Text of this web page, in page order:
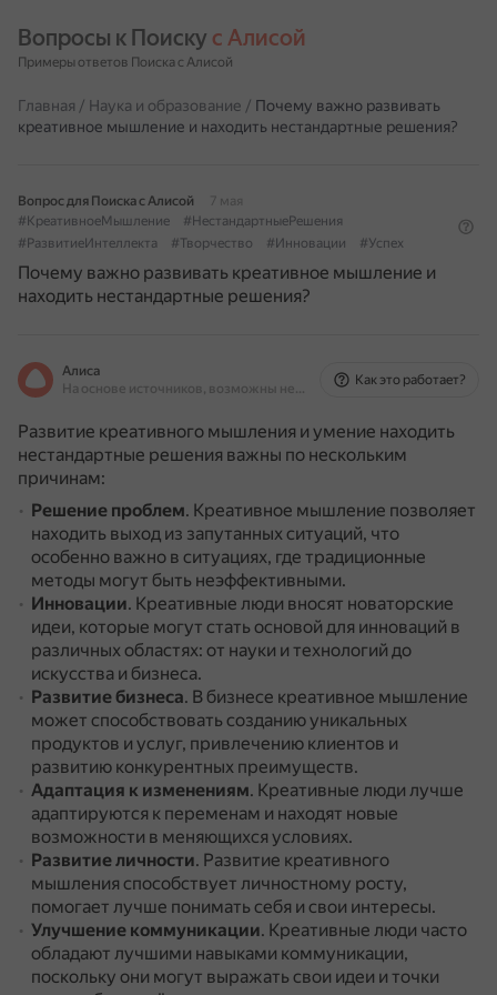
Вопросы к Поиску с Алисой
Примеры ответов Поиска с Алисой
Главная / Наука и образование / Почему важно развивать
креативное мышление и находить нестандартные решения?
Вопрос для Поиска с Алисой
7 мая
#КреативноеМышление
#НестандартныеРешения
#РазвитиеИнтеллекта
#Творчество #Инновации #Успех
Почему важно развивать креативное мышление и
находить нестандартные решения?
Алиса
На основе источников, возможны неточности
Как это работает?
Развитие креативного мышления и умение находить
нестандартные решения важны по нескольким
причинам:
Решение проблем. Креативное мышление позволяет
находить выход из запутанных ситуаций, что
особенно важно в ситуациях, где традиционные
методы могут быть неэффективными.
Инновации. Креативные люди вносят новаторские
идеи, которые могут стать основой для инноваций в
различных областях: от науки и технологий до
искусства и бизнеса.
Развитие бизнеса. В бизнесе креативное мышление
может способствовать созданию уникальных
продуктов и услуг, привлечению клиентов и
развитию конкурентных преимуществ.
Адаптация к изменениям. Креативные люди лучше
адаптируются к переменам и находят новые
возможности в меняющихся условиях.
Развитие личности. Развитие креативного
мышления способствует личностному росту,
помогает лучше понимать себя и свои интересы.
Улучшение коммуникации. Креативные люди часто
обладают лучшими навыками коммуникации,
поскольку они могут выражать свои идеи и точки